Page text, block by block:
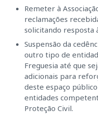
Remeter à
reclamações
solicitando resposta
Suspensão da
outro tipo de
Freguesia até que
adicionais para
deste espaço
entidades
Proteção Civil.